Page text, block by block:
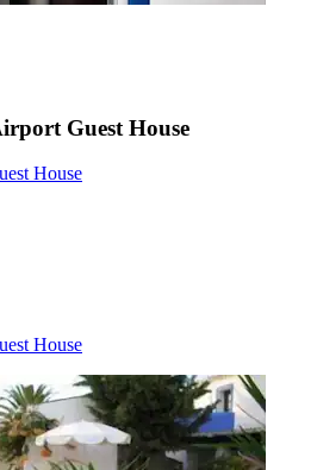
Guest House
House
House